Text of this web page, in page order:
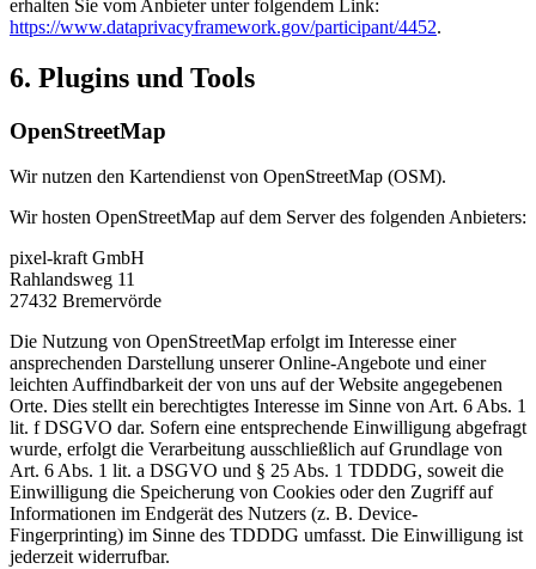
erhalten Sie vom Anbieter unter folgendem Link:
https://www.dataprivacyframework.gov/participant/4452.
6. Plugins und Tools
OpenStreetMap
Wir nutzen den Kartendienst von OpenStreetMap (OSM).
Wir hosten OpenStreetMap auf dem Server des folgenden Anbieters:
pixel-kraft GmbH
Rahlandsweg 11
27432 Bremervörde
Die Nutzung von OpenStreetMap erfolgt im Interesse einer
ansprechenden Darstellung unserer Online-Angebote und einer
leichten Auffindbarkeit der von uns auf der Website angegebenen
Orte. Dies stellt ein berechtigtes Interesse im Sinne von Art. 6 Abs. 1
lit. f DSGVO dar. Sofern eine entsprechende Einwilligung abgefragt
wurde, erfolgt die Verarbeitung ausschließlich auf Grundlage von
Art. 6 Abs. 1 lit. a DSGVO und § 25 Abs. 1 TDDDG, soweit die
Einwilligung die Speicherung von Cookies oder den Zugriff auf
Informationen im Endgerät des Nutzers (z. B. Device-
Fingerprinting) im Sinne des TDDDG umfasst. Die Einwilligung ist
jederzeit widerrufbar.